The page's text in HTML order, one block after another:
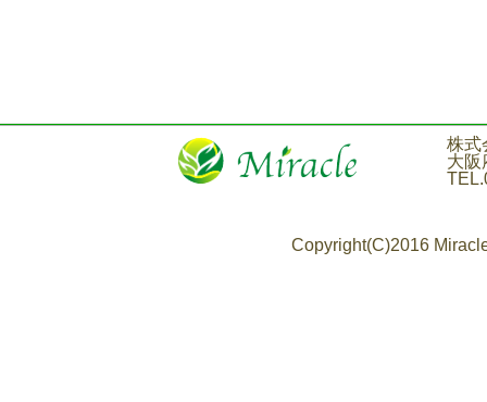
株式会社
大阪府吹田
TEL.06-
Copyright(C)2016